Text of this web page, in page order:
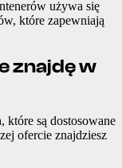
używa się
które zapewniają
znajdę w
są dostosowane
ofercie znajdziesz